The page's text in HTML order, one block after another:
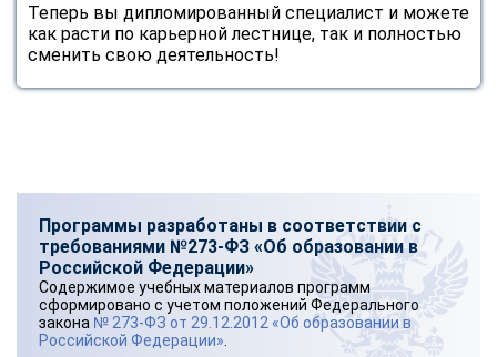
Теперь вы дипломированный специалист и можете
как расти по карьерной лестнице, так и полностью
сменить свою деятельность!
Программы разработаны в соответствии с
требованиями №273-ФЗ «Об образовании в
Российской Федерации»
Содержимое учебных материалов программ
сформировано с учетом положений Федерального
закона № 273-ФЗ от 29.12.2012 «Об образовании в
Российской Федерации»